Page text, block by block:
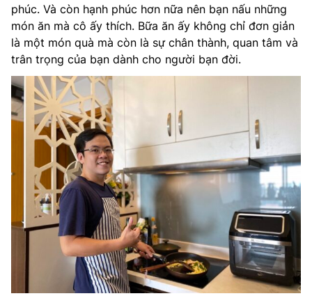
phúc. Và còn hạnh phúc hơn nữa nên bạn nấu những
món ăn mà cô ấy thích. Bữa ăn ấy không chỉ đơn giản
là một món quà mà còn là sự chân thành, quan tâm và
trân trọng của bạn dành cho người bạn đời.